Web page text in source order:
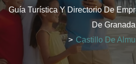
Guía Turística Y Directorio De
De Granada
> Castillo De